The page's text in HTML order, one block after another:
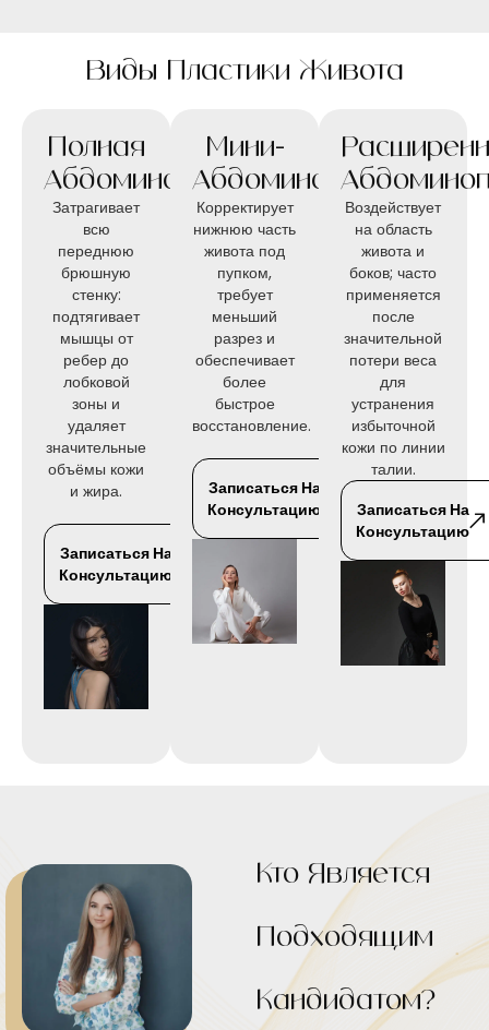
Виды Пластики Живота
Полная
Абдоминопластика
Затрагивает
всю
переднюю
брюшную
стенку:
подтягивает
мышцы от
ребер до
лобковой
зоны и
удаляет
значительные
объёмы кожи
и жира.
Записаться На
Консультацию
Мини-
Абдоминопластика
Корректирует
нижнюю часть
живота под
пупком,
требует
меньший
разрез и
обеспечивает
более
быстрое
восстановление.
Записаться На
Консультацию
Воздействует
на область
живота и
боков; часто
применяется
после
значительной
потери веса
для
устранения
избыточной
кожи по линии
талии.
Записаться На
Консультацию
Кто Является
Подходящим
Кандидатом?